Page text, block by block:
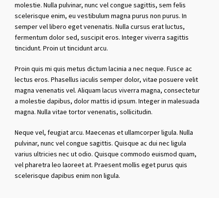
molestie. Nulla pulvinar, nunc vel congue sagittis, sem felis
scelerisque enim, eu vestibulum magna purus non purus. In
semper vel libero eget venenatis. Nulla cursus erat luctus,
fermentum dolor sed, suscipit eros. Integer viverra sagittis
tincidunt. Proin ut tincidunt arcu.
Proin quis mi quis metus dictum lacinia a nec neque. Fusce ac
lectus eros. Phasellus iaculis semper dolor, vitae posuere velit
magna venenatis vel. Aliquam lacus viverra magna, consectetur
a molestie dapibus, dolor mattis id ipsum. Integer in malesuada
magna. Nulla vitae tortor venenatis, sollicitudin.
Neque vel, feugiat arcu. Maecenas et ullamcorper ligula. Nulla
pulvinar, nunc vel congue sagittis. Quisque ac dui nec ligula
varius ultricies nec ut odio. Quisque commodo euismod quam,
vel pharetra leo laoreet at. Praesent mollis eget purus quis
scelerisque dapibus enim non ligula.